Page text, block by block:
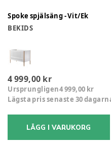
Spoke spjälsäng - Vit/Ek
BEKIDS
4 999,00 kr
Ursprungligen4 999,00 kr
Lägsta pris senaste 30
LÄGG I VARUKORG